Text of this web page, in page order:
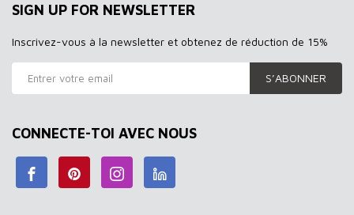
SIGN UP FOR NEWSLETTER
Inscrivez-vous à la newsletter et obtenez de réduction de 15%
S’ABONNER
CONNECTE-TOI AVEC NOUS